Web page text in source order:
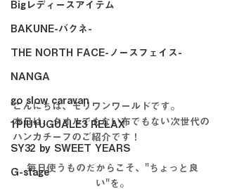
Bigレディースアイテム
BAKUNE-バクネ-
THE NORTH FACE-ノースフェイス-
NANGA
go slow caravan
1PIU1UGUALE3 RELAX
SY32 by SWEET YEARS
G-stage
こんにちは、モリワンワールドです。
本日は、タオルでもない布でもない次世代の
ハンカチーフのご紹介です！
毎日使うものだからこそ、"ちょっと良
い"を。